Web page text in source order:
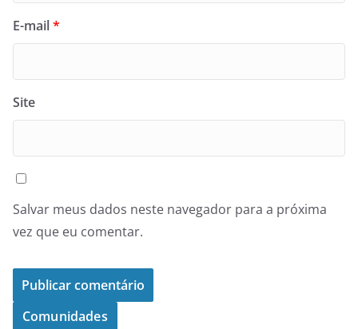
E-mail*
Site
Salvar meus dados neste navegador para a próxima
vez que eu comentar.
Comunidades